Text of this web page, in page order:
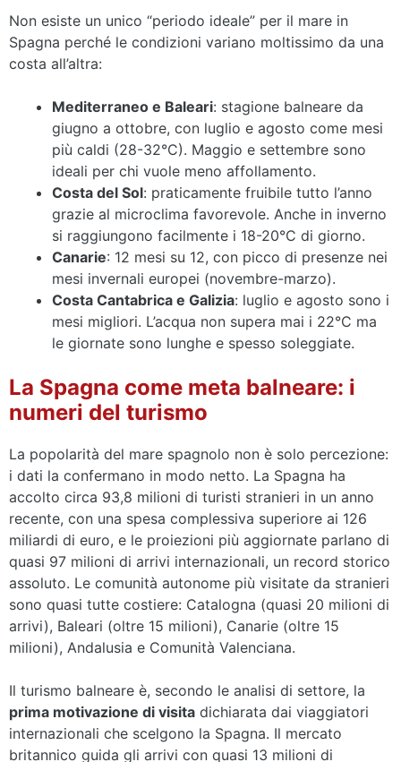
Non esiste un unico “periodo ideale” per il mare in
Spagna perché le condizioni variano moltissimo da una
costa all’altra:
Mediterraneo e Baleari: stagione balneare da
giugno a ottobre, con luglio e agosto come mesi
più caldi (28-32°C). Maggio e settembre sono
ideali per chi vuole meno affollamento.
Costa del Sol: praticamente fruibile tutto l’anno
grazie al microclima favorevole. Anche in inverno
si raggiungono facilmente i 18-20°C di giorno.
Canarie: 12 mesi su 12, con picco di presenze nei
mesi invernali europei (novembre-marzo).
Costa Cantabrica e Galizia: luglio e agosto sono i
mesi migliori. L’acqua non supera mai i 22°C ma
le giornate sono lunghe e spesso soleggiate.
La Spagna come meta balneare: i
numeri del turismo
La popolarità del mare spagnolo non è solo percezione:
i dati la confermano in modo netto. La Spagna ha
accolto circa 93,8 milioni di turisti stranieri in un anno
recente, con una spesa complessiva superiore ai 126
miliardi di euro, e le proiezioni più aggiornate parlano di
quasi 97 milioni di arrivi internazionali, un record storico
assoluto. Le comunità autonome più visitate da stranieri
sono quasi tutte costiere: Catalogna (quasi 20 milioni di
arrivi), Baleari (oltre 15 milioni), Canarie (oltre 15
milioni), Andalusia e Comunità Valenciana.
Il turismo balneare è, secondo le analisi di settore, la
prima motivazione di visita dichiarata dai viaggiatori
internazionali che scelgono la Spagna. Il mercato
britannico guida gli arrivi con quasi 13 milioni di